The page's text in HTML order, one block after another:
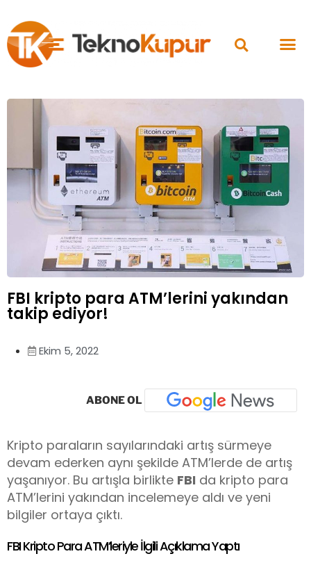
FBI kripto para ATM’lerini yakından
takip ediyor!
Ekim 5, 2022
ABONE OL
Kripto paraların sayılarındaki artış sürmeye
devam ederken aynı şekilde ATM’lerde de artış
yaşanıyor. Bu artışla birlikte FBI da kripto para
ATM’lerini yakından incelemeye aldı ve yeni
bilgiler ortaya çıktı.
FBI Kripto Para ATM’leriyle İlgili Açıklama Yaptı